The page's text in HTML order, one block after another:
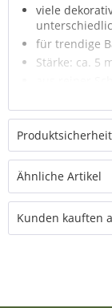
viele
für trendige
Stärke: ca. 5
Produktsicherheit
Ähnliche Artikel
Kunden kauften